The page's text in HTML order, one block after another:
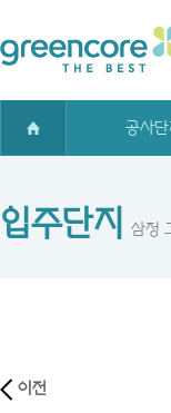
공사
입주단지 삼정
이전